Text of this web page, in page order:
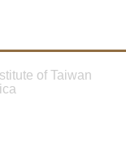
of Taiwan